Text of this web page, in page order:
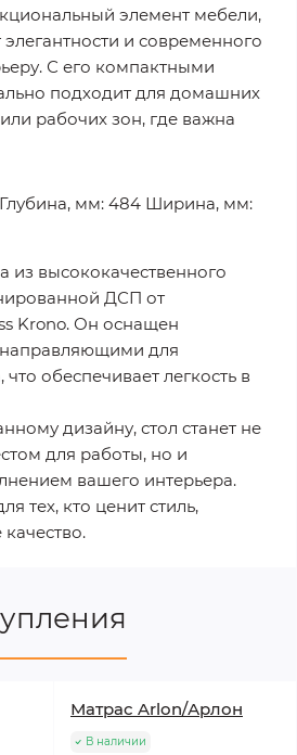
элемент мебели,
и современного
С его компактными
подходит для домашних
рабочих зон, где важна
мм: 484 Ширина, мм:
из высококачественного
ДСП от
Krono. Он оснащен
для
обеспечивает легкость в
дизайну, стол станет не
для работы, но и
вашего интерьера.
тех, кто ценит стиль,
Матрас Arlon/Арлон
В наличии